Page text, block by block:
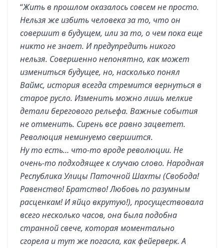
“Жить в прошлом оказалось совсем не просто.
Нельзя же избить человека за то, что он
совершит в будущем, или за то, о чем пока еще
никто не знает. И предупредить никого
нельзя. Совершенно непонятно, как может
измениться будущее, но, насколько понял
Ваймс, история всегда стремится вернуться в
старое русло. Изменить можно лишь мелкие
детали берегового рельефа. Важные события
не отменить. Сирень все равно зацветет.
Революция неминуемо свершится.
Ну то есть… что-то вроде революции. Не
очень-то подходящее к случаю слово. Народная
Республика Улицы Паточной Шахты (Свобода!
Равенство! Братство! Любовь по разумным
расценкам! И яйцо вкрутую!), просуществовала
всего несколько часов, она была подобна
странной свече, которая моментально
сгорела и тут же погасла, как фейерверк. А